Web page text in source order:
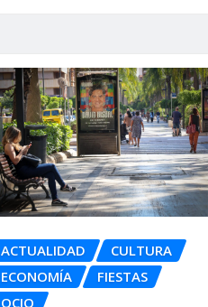
ACTUALIDAD
CULTURA
ECONOMÍA
FIESTAS
OCIO